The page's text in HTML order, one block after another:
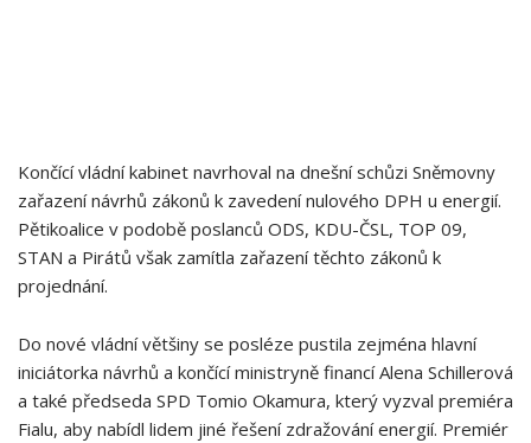
Končící vládní kabinet navrhoval na dnešní schůzi Sněmovny
zařazení návrhů zákonů k zavedení nulového DPH u energií.
Pětikoalice v podobě poslanců ODS, KDU-ČSL, TOP 09,
STAN a Pirátů však zamítla zařazení těchto zákonů k
projednání.
Do nové vládní většiny se posléze pustila zejména hlavní
iniciátorka návrhů a končící ministryně financí Alena Schillerová
a také předseda SPD Tomio Okamura, který vyzval premiéra
Fialu, aby nabídl lidem jiné řešení zdražování energií. Premiér